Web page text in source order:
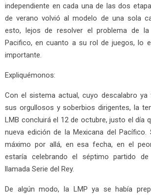
independiente en cada una de las dos
de verano volvió al modelo de una sola
esto, lejos de resolver el problema de la
Pacifico, en cuanto a su rol de juegos, lo
importante.
Expliquémonos:
Con el sistema actual, cuyo descalabro
sus orgullosos y soberbios dirigentes, la
LMB concluirá el 12 de octubre, justo el día
nueva edición de la Mexicana del
máximo por allá, en esa fecha, en el
estaría celebrando el séptimo partido de
llamada Serie del Rey.
De algún modo, la LMP ya se había